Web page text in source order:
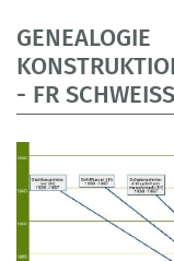
GENEALOGIE
- FR